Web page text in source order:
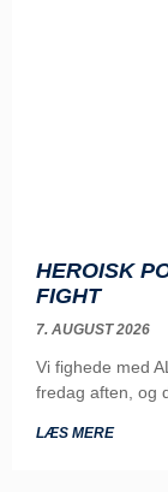
HEROISK
FIGHT
7. AUGUST 2026
Vi fighede med
fredag aften, og
LÆS MERE